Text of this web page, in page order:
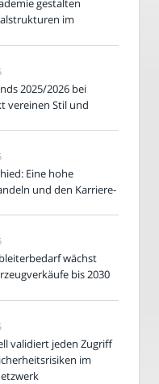
gestalten
im
2025/2026 bei
vereinen Stil und
Eine hohe
und den Karriere-
wächst
bis 2030
validiert jeden Zugriff
im